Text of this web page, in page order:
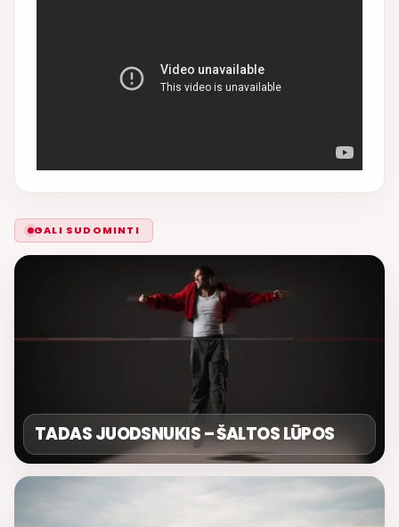
GALI SUDOMINTI
TADAS JUODSNUKIS – ŠALTOS LŪPOS